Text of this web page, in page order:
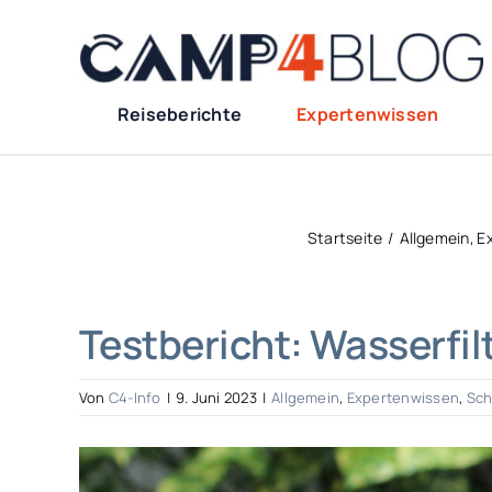
Reiseberichte
Expertenwissen
Startseite Allgemein
Testbericht:
Von C4-Info | 9. Juni 2023 | Allgemein, Expertenwissen,
Zeige